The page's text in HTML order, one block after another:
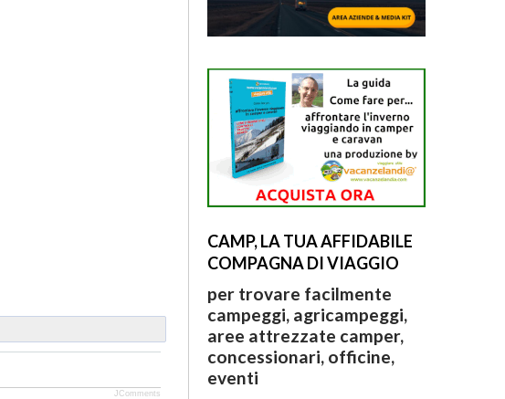
JComments
CAMP, LA TUA AFFIDABILE
COMPAGNA DI VIAGGIO
per trovare facilmente
campeggi, agricampeggi,
aree attrezzate camper,
concessionari, officine,
eventi